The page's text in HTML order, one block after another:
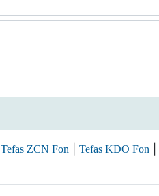
Tefas ZCN Fon| Tefas KDO Fon|